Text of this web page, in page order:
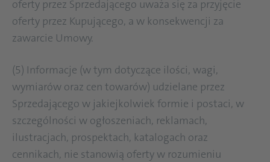
oferty przez Sprzedającego uważa się za przyjęcie
oferty przez Kupującego, a w konsekwencji za
zawarcie Umowy.
(5) Informacje (w tym dotyczące ilości, wagi,
wymiarów oraz cen towarów) udzielane przez
Sprzedającego w jakiejkolwiek formie i postaci, w
szczególności w ogłoszeniach, reklamach,
ilustracjach, prospektach, katalogach oraz
cennikach, nie stanowią oferty w rozumieniu